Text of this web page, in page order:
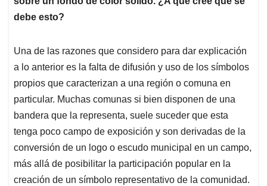
debe esto?
Una de las razones que considero para dar explicación
a lo anterior es la falta de difusión y uso de los símbolos
propios que caracterizan a una región o comuna en
particular. Muchas comunas si bien disponen de una
bandera que la representa, suele suceder que esta
tenga poco campo de exposición y son derivadas de la
conversión de un logo o escudo municipal en un campo,
más allá de posibilitar la participación popular en la
creación de un símbolo representativo de la comunidad.